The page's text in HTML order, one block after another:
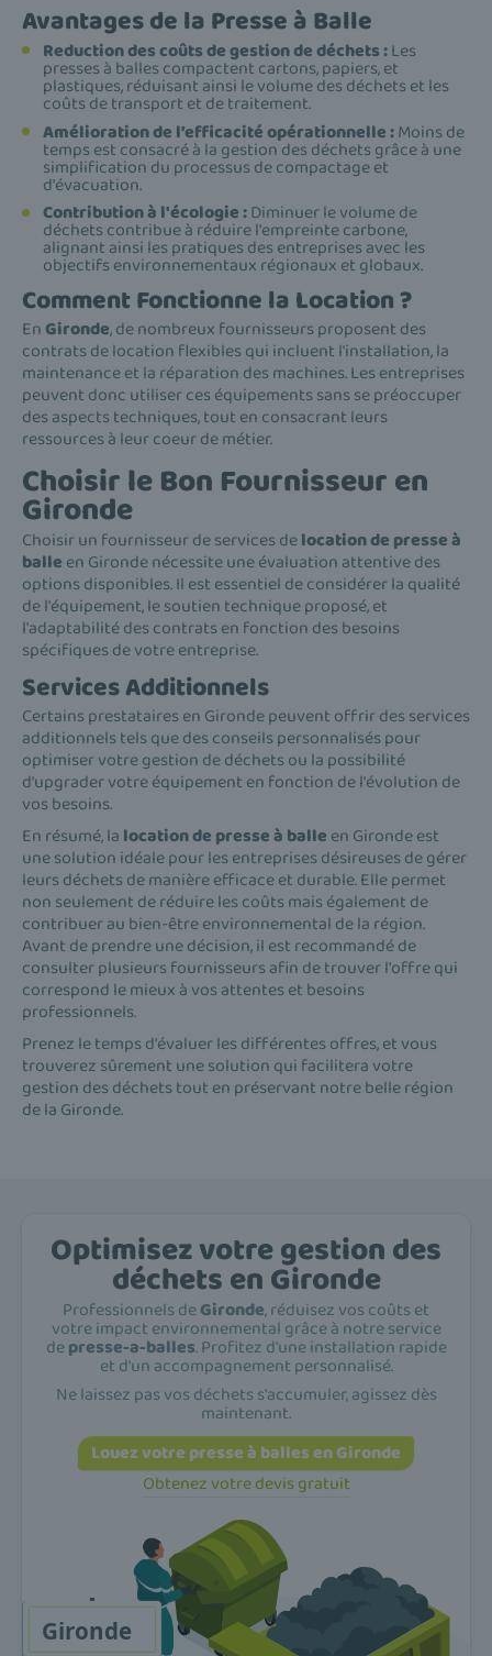
Avantages de la Presse à Balle
Reduction des coûts de gestion de déchets :Les
presses à balles compactent cartons, papiers, et
plastiques, réduisant ainsi le volume des déchets et les
coûts de transport et de traitement.
Amélioration de l’efficacité opérationnelle :Moins de
temps est consacré à la gestion des déchets grâce à une
simplification du processus de compactage et
d'évacuation.
Contribution à l'écologie :Diminuer le volume de
déchets contribue à réduire l'empreinte carbone,
alignant ainsi les pratiques des entreprises avec les
objectifs environnementaux régionaux et globaux.
Comment Fonctionne la Location ?
EnGironde, de nombreux fournisseurs proposent des
contrats de location flexibles qui incluent l'installation, la
maintenance et la réparation des machines. Les entreprises
peuvent donc utiliser ces équipements sans se préoccuper
des aspects techniques, tout en consacrant leurs
ressources à leur coeur de métier.
Choisir le Bon Fournisseur en
Gironde
Choisir un fournisseur de services delocation de presse à
balle en Gironde nécessite une évaluation attentive des
options disponibles. Il est essentiel de considérer la qualité
de l'équipement, le soutien technique proposé, et
l'adaptabilité des contrats en fonction des besoins
spécifiques de votre entreprise.
Services Additionnels
Certains prestataires en Gironde peuvent offrir des services
additionnels tels que des conseils personnalisés pour
optimiser votre gestion de déchets ou la possibilité
d'upgrader votre équipement en fonction de l'évolution de
vos besoins.
En résumé, la location de presse à balle en Gironde est
une solution idéale pour les entreprises désireuses de gérer
leurs déchets de manière efficace et durable. Elle permet
non seulement de réduire les coûts mais également de
contribuer au bien-être environnemental de la région.
Avant de prendre une décision, il est recommandé de
consulter plusieurs fournisseurs afin de trouver l'offre qui
correspond le mieux à vos attentes et besoins
professionnels.
Prenez le temps d'évaluer les différentes offres, et vous
trouverez sûrement une solution qui facilitera votre
gestion des déchets tout en préservant notre belle région
de la Gironde.
Optimisez votre gestion des
déchets en Gironde
Professionnels deGironde, réduisez vos coûts et
votre impact environnemental grâce à notre service
depresse-a-balles. Profitez d'une installation rapide
et d'un accompagnement personnalisé.
Ne laissez pas vos déchets s'accumuler, agissez dès
maintenant.
Louez votre presse à balles en Gironde
Obtenez votre devis gratuit